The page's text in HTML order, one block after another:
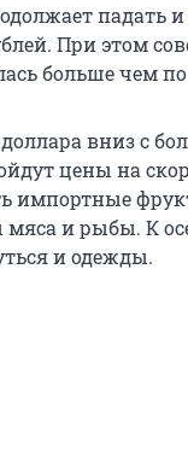
падать
При этом
больше чем по
вниз с
цены на
импортные
мяса и рыбы. К
и одежды.